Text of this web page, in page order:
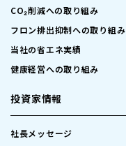
CO₂削減への取り組み
フロン排出抑制への取り組み
当社の省エネ実績
健康経営への取り組み
投資家情報
社長メッセージ